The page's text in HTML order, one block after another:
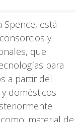
Spence, está
y
que
para
a partir del
domésticos
material de